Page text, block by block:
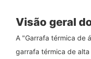
Visão geral
A "Garrafa térmica de
garrafa térmica de